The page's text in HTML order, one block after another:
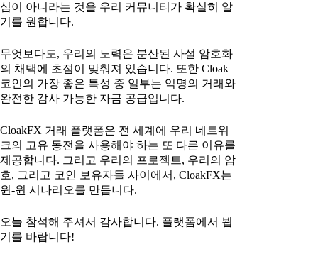
심이 아니라는 것을 우리 커뮤니티가 확실히 알
기를 원합니다.
무엇보다도, 우리의 노력은 분산된 사설 암호화
의 채택에 초점이 맞춰져 있습니다. 또한 Cloak
코인의 가장 좋은 특성 중 일부는 익명의 거래와
완전한 감사 가능한 자금 공급입니다.
CloakFX 거래 플랫폼은 전 세계에 우리 네트워
크의 고유 동전을 사용해야 하는 또 다른 이유를
제공합니다. 그리고 우리의 프로젝트, 우리의 암
호, 그리고 코인 보유자들 사이에서, CloakFX는
윈-윈 시나리오를 만듭니다.
오늘 참석해 주셔서 감사합니다. 플랫폼에서 뵙
기를 바랍니다!